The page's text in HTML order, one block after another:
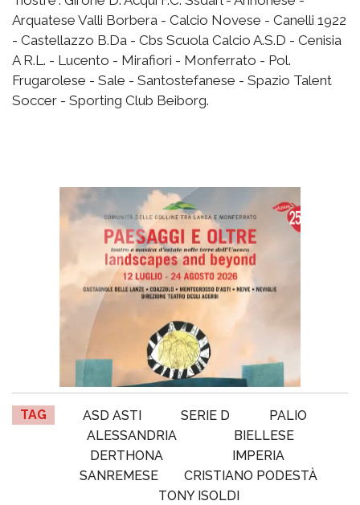
Arquatese Valli Borbera - Calcio Novese - Canelli 1922
- Castellazzo B.Da - Cbs Scuola Calcio A.S.D - Cenisia
A R.L. - Lucento - Mirafiori - Monferrato - Pol.
Frugarolese - Sale - Santostefanese - Spazio Talent
Soccer - Sporting Club Beiborg.
TAG ASD ASTI SERIE D
PALIO
ALESSANDRIA
BIELLESE
DERTHONA
IMPERIA
SANREMESE
CRISTIANO PODESTÀ
TONY ISOLDI